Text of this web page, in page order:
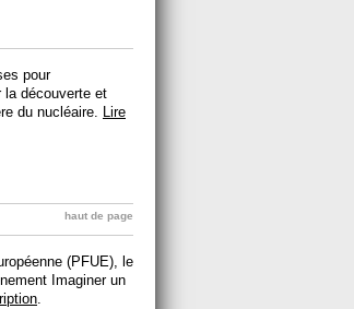
pour
la découverte et
du nucléaire. Lire
haut de page
(PFUE), le
Imaginer un
.